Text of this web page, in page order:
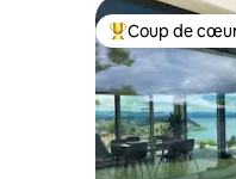
Coups de cœur
Coup de